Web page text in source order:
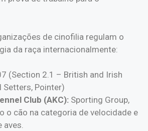
de cinofilia regulam o
da raça internacionalmente:
(Section 2.1 – British and Irish
Setters, Pointer)
Club (AKC): Sporting Group,
o cão na categoria de velocidade e
aves.